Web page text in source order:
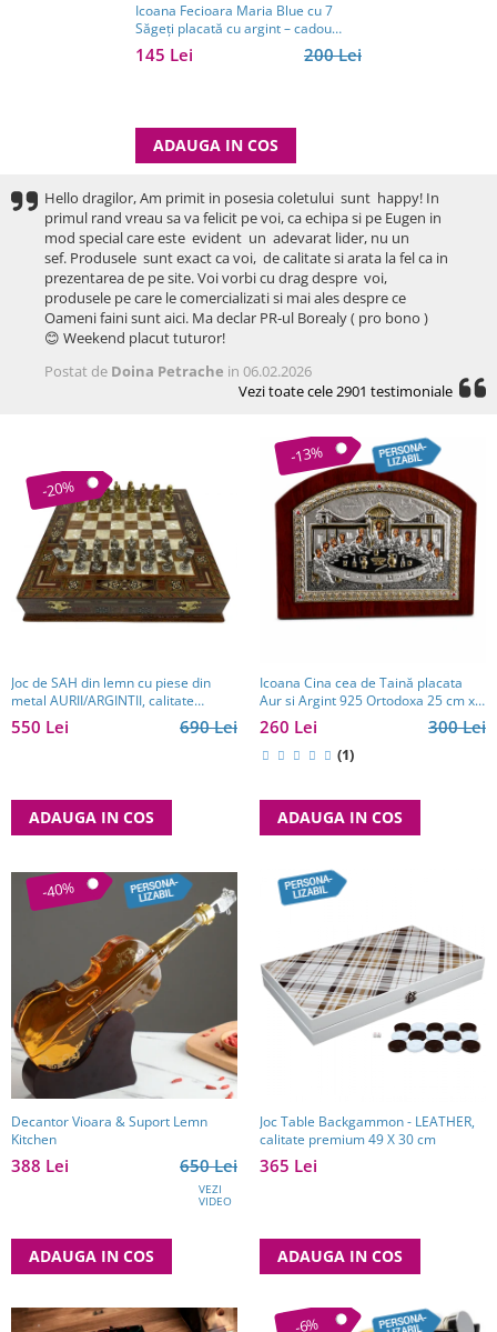
Icoana Fecioara Maria Blue cu 7
Săgeți placată cu argint – cadou
spiritual pentru familie - Made in
Grecia - 12,5 x 15,5 cm
200 Lei
145 Lei
ADAUGA IN COS
Hello dragilor, Am primit in posesia coletului sunt happy! In
primul rand vreau sa va felicit pe voi, ca echipa si pe Eugen in
mod special care este evident un adevarat lider, nu un
sef. Produsele sunt exact ca voi, de calitate si arata la fel ca in
prezentarea de pe site. Voi vorbi cu drag despre voi,
produsele pe care le comercializati si mai ales despre ce
Oameni faini sunt aici. Ma declar PR-ul Borealy ( pro bono )
😊 Weekend placut tuturor!
Postat de Doina Petrache in 06.02.2026
Vezi toate cele 2901 testimoniale
-20%
Joc de SAH din lemn cu piese din
metal AURII/ARGINTII, calitate
premium
690 Lei
550 Lei
ADAUGA IN COS
-13%
Icoana Cina cea de Taină placata
Aur si Argint 925 Ortodoxa 25 cm x
19 cm - Meteora - Made in Grecia
300 Lei
260 Lei
(1)
ADAUGA IN COS
-40%
Decantor Vioara & Suport Lemn
Kitchen
650 Lei
388 Lei
VEZI
VIDEO
ADAUGA IN COS
Joc Table Backgammon - LEATHER,
calitate premium 49 X 30 cm
365 Lei
ADAUGA IN COS
-6%